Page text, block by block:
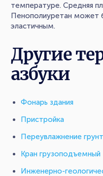
температуре. Средняя
Пенополиуретан может
эластичным.
Другие
азбуки
Фонарь здания
Пристройка
Переувлажнение
Кран грузоподъемный
Инженерно-